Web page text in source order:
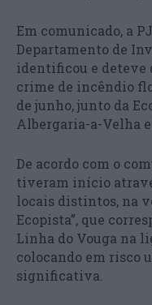
Em comunicado, a
Departamento de
identificou e deteve
crime de incêndio
de junho, junto da
Albergaria-a-Velha e
De acordo com o
tiveram início
locais distintos, na
Ecopista”, que
Linha do Vouga na
colocando em risco
significativa.